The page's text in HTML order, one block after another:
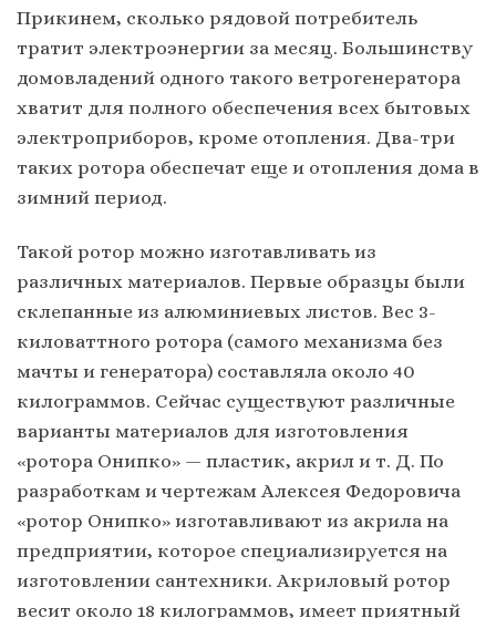
Прикинем, сколько рядовой потребитель
тратит электроэнергии за месяц. Большинству
домовладений одного такого ветрогенератора
хватит для полного обеспечения всех бытовых
электроприборов, кроме отопления. Два-три
таких ротора обеспечат еще и отопления дома в
зимний период.
Такой ротор можно изготавливать из
различных материалов. Первые образцы были
склепанные из алюминиевых листов. Вес 3-
киловаттного ротора (самого механизма без
мачты и генератора) составляла около 40
килограммов. Сейчас существуют различные
варианты материалов для изготовления
«ротора Онипко» — пластик, акрил и т. Д. По
разработкам и чертежам Алексея Федоровича
«ротор Онипко» изготавливают из акрила на
предприятии, которое специализируется на
изготовлении сантехники. Акриловый ротор
весит около 18 килограммов, имеет приятный